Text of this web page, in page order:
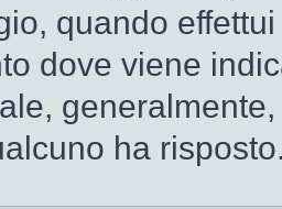
quando
dove viene
ha